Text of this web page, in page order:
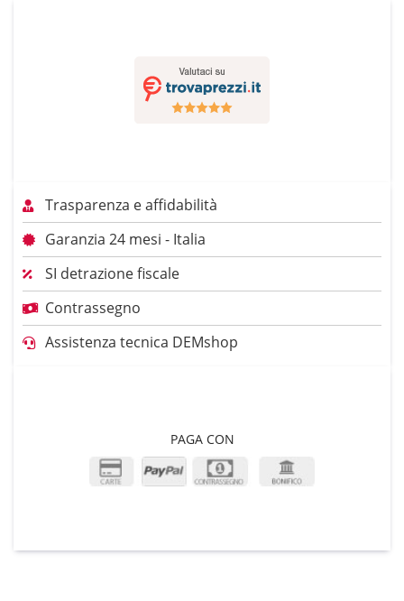
Trasparenza e affidabilità
Garanzia 24 mesi - Italia
SI detrazione fiscale
Contrassegno
Assistenza tecnica DEMshop
PAGA CON